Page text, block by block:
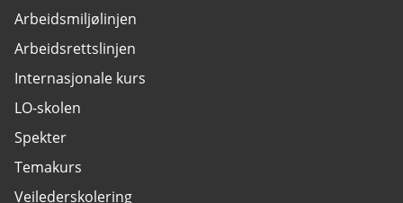
Arbeidsmiljølinjen
Arbeidsrettslinjen
Internasjonale kurs
LO-skolen
Spekter
Temakurs
Veilederskolering